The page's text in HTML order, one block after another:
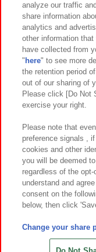
イベント・キャン
関連会社
プライバシーポリシー
お取引先さま
カスタマーハラスメン
analyze our traffic
share information
analytics and
other information
have collected from
" here" to see more
the retention period
out of our sharing of
Please click [Do Not
exercise your right.
Please note that
preference signals ,
cookies and other
you will be deemed
regardless of the
understand and
consent on the
below, then click
Change your share